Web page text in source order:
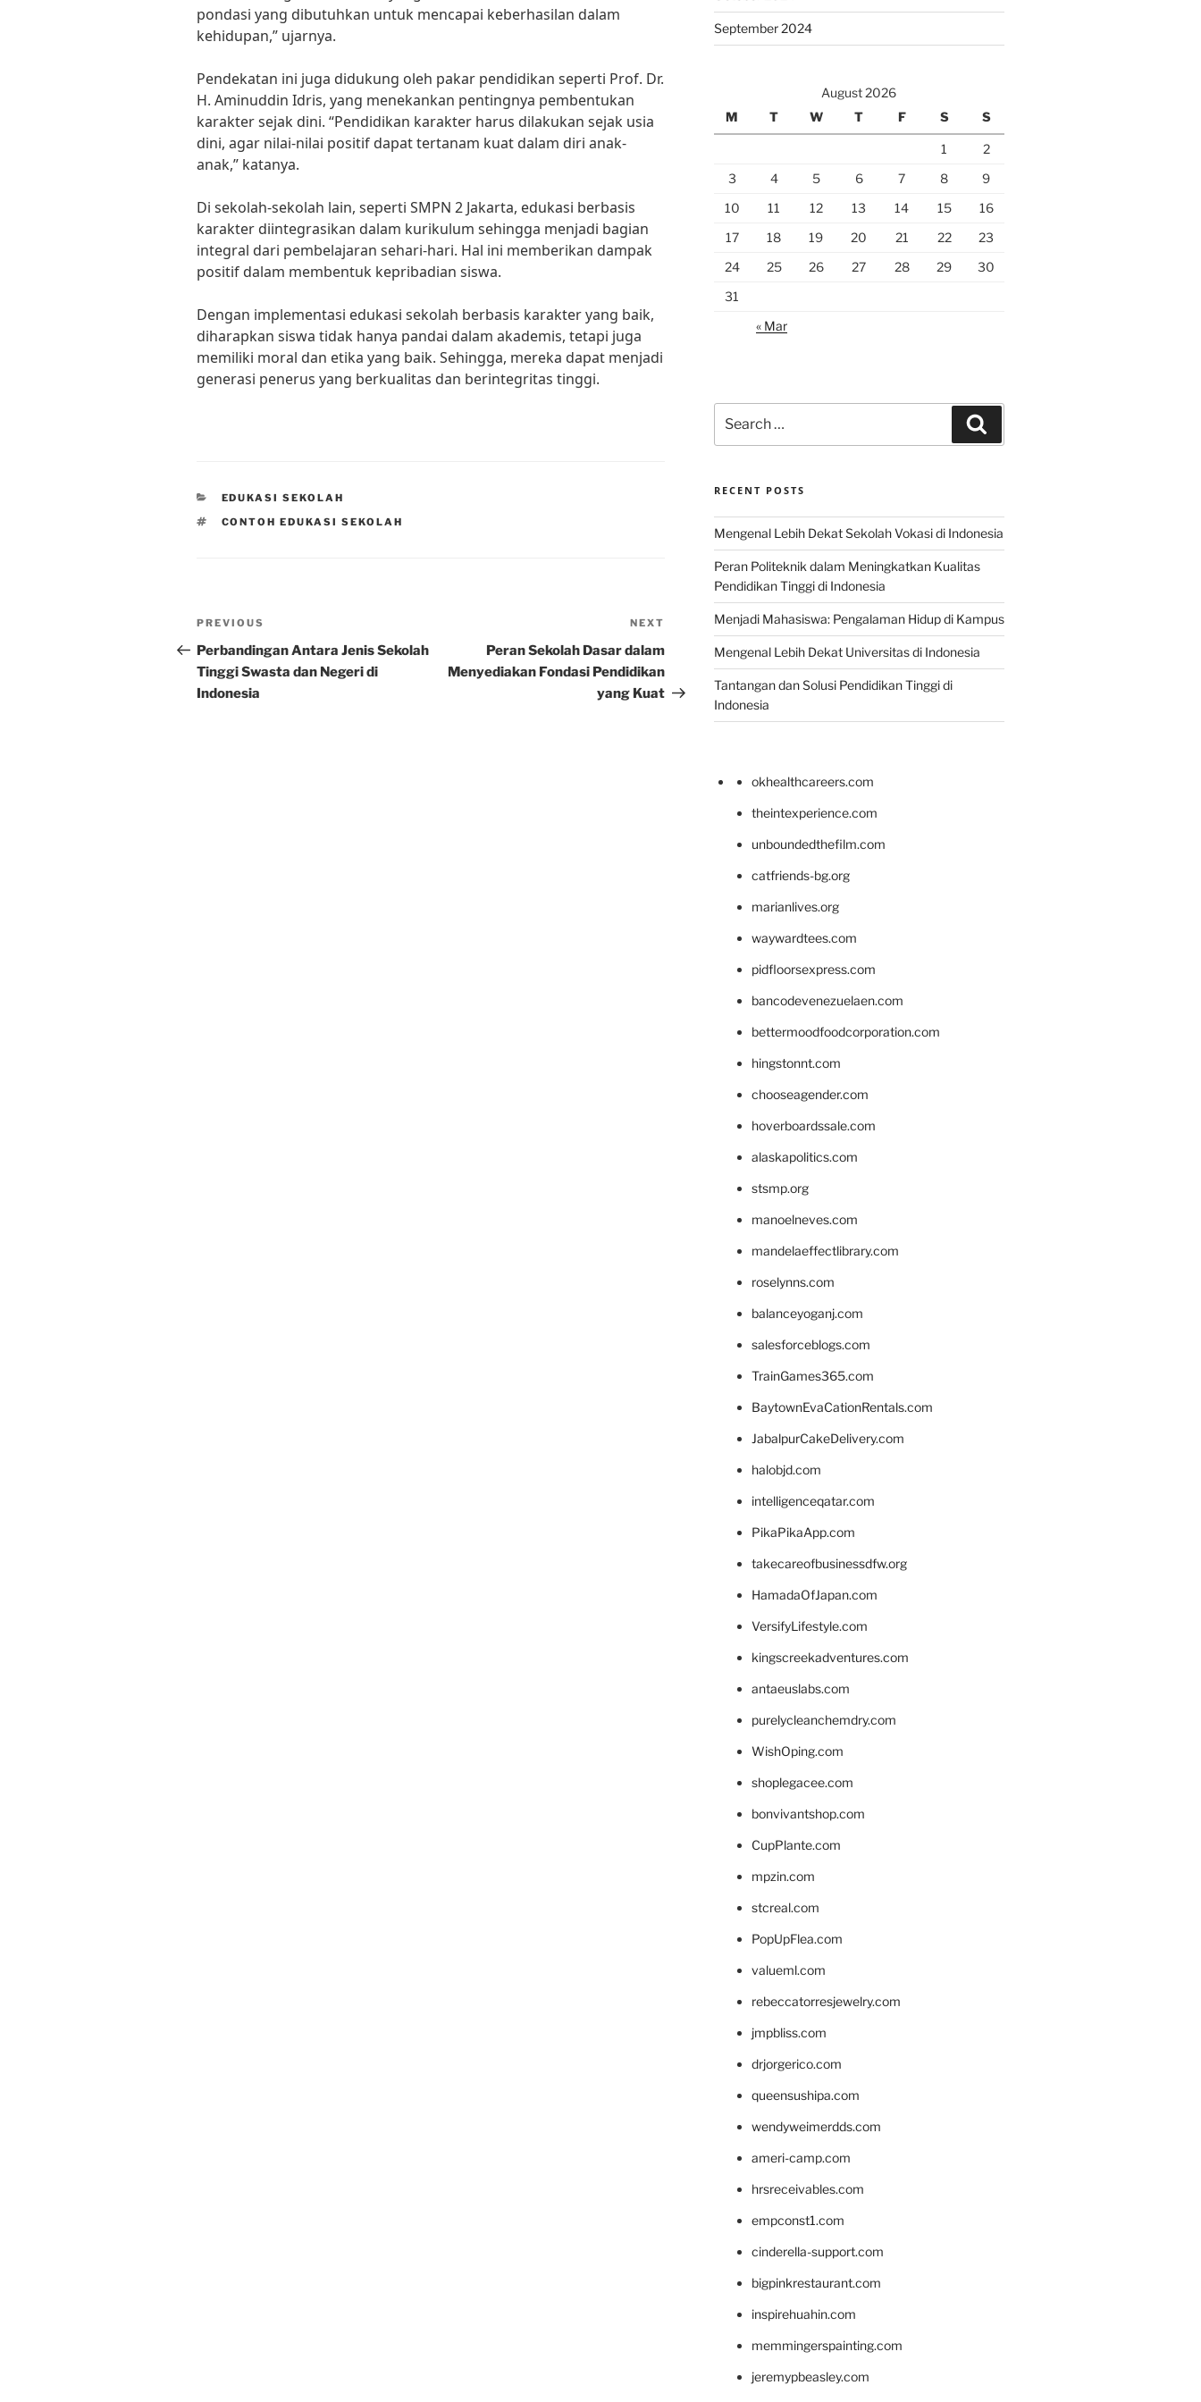
pondasi yang dibutuhkan untuk mencapai keberhasilan dalam
kehidupan,” ujarnya.
Pendekatan ini juga didukung oleh pakar pendidikan seperti Prof. Dr.
H. Aminuddin Idris, yang menekankan pentingnya pembentukan
karakter sejak dini. “Pendidikan karakter harus dilakukan sejak usia
dini, agar nilai-nilai positif dapat tertanam kuat dalam diri anak-
anak,” katanya.
Di sekolah-sekolah lain, seperti SMPN 2 Jakarta, edukasi berbasis
karakter diintegrasikan dalam kurikulum sehingga menjadi bagian
integral dari pembelajaran sehari-hari. Hal ini memberikan dampak
positif dalam membentuk kepribadian siswa.
Dengan implementasi edukasi sekolah berbasis karakter yang baik,
diharapkan siswa tidak hanya pandai dalam akademis, tetapi juga
memiliki moral dan etika yang baik. Sehingga, mereka dapat menjadi
generasi penerus yang berkualitas dan berintegritas tinggi.
CATEGORIES
EDUKASI SEKOLAH
TAGS
CONTOH EDUKASI SEKOLAH
Post
navigation
Previous
Post
PREVIOUS
Perbandingan Antara Jenis Sekolah
Tinggi Swasta dan Negeri di
Indonesia
Post
NEXT
Peran Sekolah Dasar dalam
Menyediakan Fondasi Pendidikan
yang Kuat
September 2024
August 2026
M
T W T F S S
1
2
3
4 5 6 7 8
9
10
11 12 13 14 15
16
17
18 19 20 21 22
23
24
25 26 27 28 29
30
31
« Mar
for:
RECENT POSTS
Mengenal Lebih Dekat Sekolah Vokasi di Indonesia
Peran Politeknik dalam Meningkatkan Kualitas
Pendidikan Tinggi di Indonesia
Menjadi Mahasiswa: Pengalaman Hidup di Kampus
Mengenal Lebih Dekat Universitas di Indonesia
Tantangan dan Solusi Pendidikan Tinggi di
Indonesia
okhealthcareers.com
theintexperience.com
unboundedthefilm.com
catfriends-bg.org
marianlives.org
waywardtees.com
pidfloorsexpress.com
bancodevenezuelaen.com
bettermoodfoodcorporation.com
hingstonnt.com
chooseagender.com
hoverboardssale.com
alaskapolitics.com
stsmp.org
manoelneves.com
mandelaeffectlibrary.com
roselynns.com
balanceyoganj.com
salesforceblogs.com
TrainGames365.com
BaytownEvaCationRentals.com
JabalpurCakeDelivery.com
halobjd.com
intelligenceqatar.com
PikaPikaApp.com
takecareofbusinessdfw.org
HamadaOfJapan.com
VersifyLifestyle.com
kingscreekadventures.com
antaeuslabs.com
purelycleanchemdry.com
WishOping.com
shoplegacee.com
bonvivantshop.com
CupPlante.com
mpzin.com
stcreal.com
PopUpFlea.com
valueml.com
rebeccatorresjewelry.com
jmpbliss.com
drjorgerico.com
queensushipa.com
wendyweimerdds.com
ameri-camp.com
hrsreceivables.com
empconst1.com
cinderella-support.com
bigpinkrestaurant.com
inspirehuahin.com
memmingerspainting.com
jeremypbeasley.com